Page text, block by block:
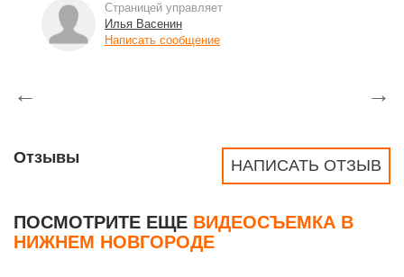
Страницей управляет
Илья Васенин
Написать сообщение
← →
НАПИСАТЬ ОТЗЫВ
Отзывы
ПОСМОТРИТЕ ЕЩЕ ВИДЕОСЪЕМКА В
НИЖНЕМ НОВГОРОДЕ